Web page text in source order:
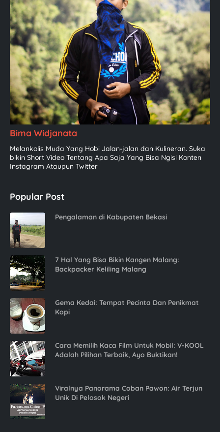
Bima Widjanata
Melankolis Muda Yang Hobi Jalan-jalan dan Kulineran. Suka
bikin Short Video Tentang Apa Saja Yang Bisa Ngisi Konten
Instagram Ataupun Twitter
Popular Post
Pengalaman di Kabupaten Bekasi
7 Hal Yang Bisa Bikin Kangen Malang:
Backpacker Keliling Malang
Gema Kedai: Tempat Pecinta Dan Penikmat
Kopi
Cara Memilih Kaca Film Untuk Mobil: V-KOOL
Adalah Pilihan Terbaik, Ayo Buktikan!
Viralnya Panorama Coban Pawon: Air Terjun
Unik Di Pelosok Negeri